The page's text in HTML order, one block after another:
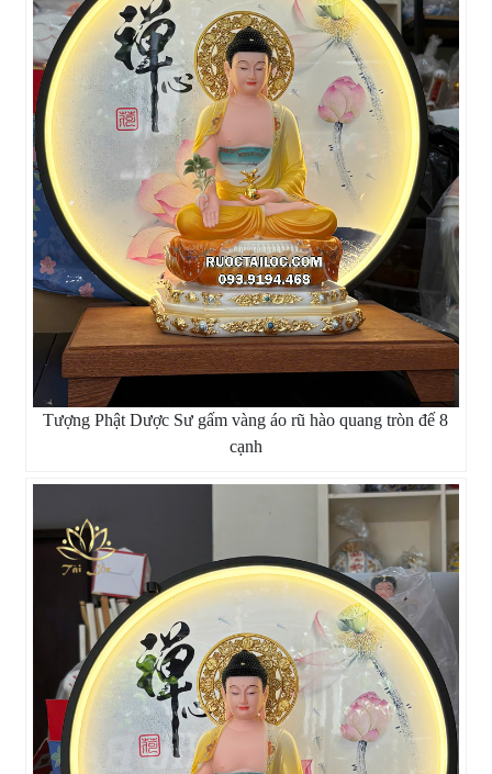
Tượng Phật Dược Sư gấm vàng áo rũ hào quang tròn đế 8
cạnh